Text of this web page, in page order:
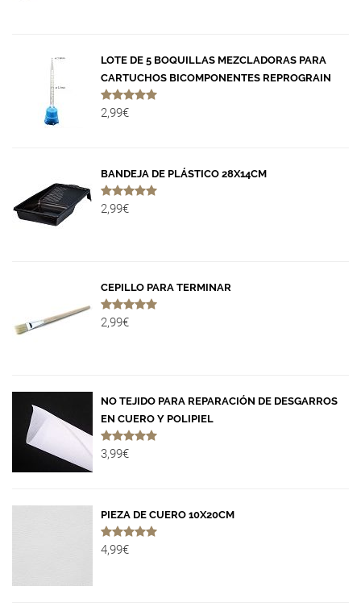
LOTE DE 5 BOQUILLAS MEZCLADORAS PARA
CARTUCHOS BICOMPONENTES REPROGRAIN
2,99€
BANDEJA DE PLÁSTICO 28X14CM
2,99€
CEPILLO PARA TERMINAR
2,99€
NO TEJIDO PARA REPARACIÓN DE DESGARROS
EN CUERO Y POLIPIEL
3,99€
PIEZA DE CUERO 10X20CM
4,99€